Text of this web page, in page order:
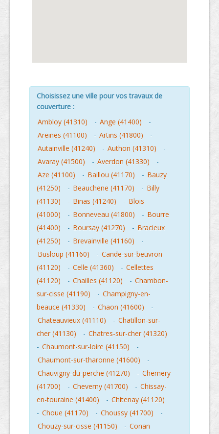
Choisissez une ville pour vos travaux de
couverture :
Ambloy (41310)
- Ange (41400)
-
Areines (41100)
- Artins (41800)
-
Autainville (41240)
- Authon (41310)
-
Avaray (41500)
- Averdon (41330)
-
Aze (41100)
- Baillou (41170) - Bauzy
(41250)
- Beauchene (41170) - Billy
(41130)
- Binas (41240) - Blois
(41000)
- Bonneveau (41800) - Bourre
(41400)
- Boursay (41270) - Bracieux
(41250)
- Brevainville (41160)
-
Busloup (41160)
- Cande-sur-beuvron
(41120)
- Celle (41360) - Cellettes
(41120)
- Chailles (41120) - Chambon-
sur-cisse (41190)
- Champigny-en-
beauce (41330)
- Chaon (41600)
-
Chateauvieux (41110)
- Chatillon-sur-
cher (41130)
- Chatres-sur-cher (41320)
- Chaumont-sur-loire (41150)
-
Chaumont-sur-tharonne (41600)
-
Chauvigny-du-perche (41270)
- Chemery
(41700)
- Cheverny (41700) - Chissay-
en-touraine (41400)
- Chitenay (41120)
- Choue (41170) - Choussy (41700)
-
Chouzy-sur-cisse (41150)
- Conan